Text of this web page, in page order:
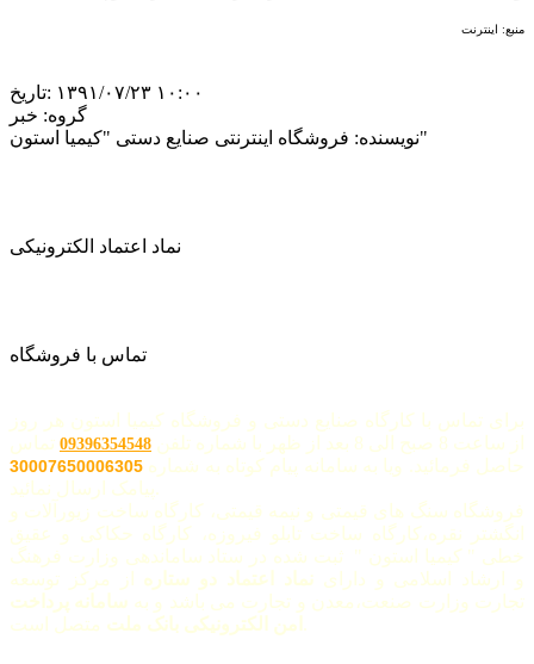
منبع: اینترنت
تاریخ: ‎۱۳۹۱/۰۷/۲۳ ۱۰:۰۰
گروه: خبر
نویسنده:فروشگاه اینترنتی صنایع دستی "کیمیا استون"
نماد اعتماد الکترونیکی
تماس با فروشگاه
برای تماس با کارگاه صنایع دستی و فروشگاه کیمیا استون هر روز
از ساعت 8 صبح الی 8 بعد از ظهر با شماره تلفن
09396354548 تماس
حاصل فرمائید. ویا به سامانه پیام کوتاه به شماره 30007650006305
فروشگاه سنگ های قیمتی و نیمه قیمتی، کارگاه ساخت زیورآلات و
انگشتر نقره،کارگاه ساخت تابلو فیروزه، کارگاه حکاکی و عقیق
خطی " کیمیا استون " ثبت شده در ستاد ساماندهی وزارت فرهنگ
و ارشاد اسلامی و دارای نماد اعتماد دو ستاره
از مرکز توسعه
تجارت وزارت صنعت،معدن و تجارت می باشد و به سامانه پرداخت
امن الکترونیکی بانک ملت